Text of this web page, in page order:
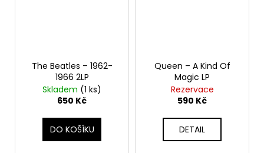
The Beatles – 1962-
1966 2LP
Skladem (1 ks)
650 Kč
DO KOŠÍKU
Queen – A Kind Of
Magic LP
Rezervace
590 Kč
DETAIL